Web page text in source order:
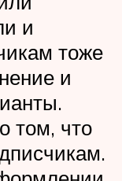
и
тоже
и
том, что